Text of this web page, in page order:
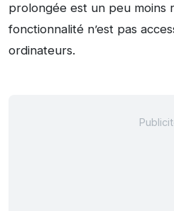
prolongée est un peu moins
fonctionnalité n’est pas
ordinateurs.